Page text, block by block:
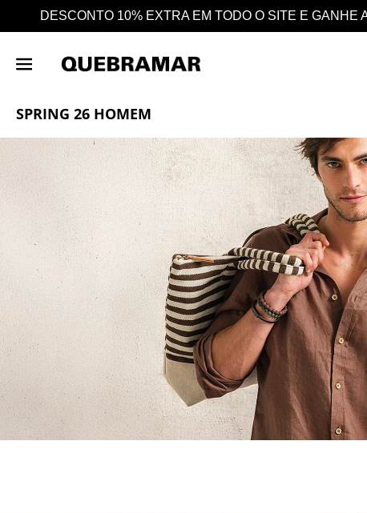
EM CASHBACK EM TODAS AS COMPRAS
SPRING 26 HOMEM